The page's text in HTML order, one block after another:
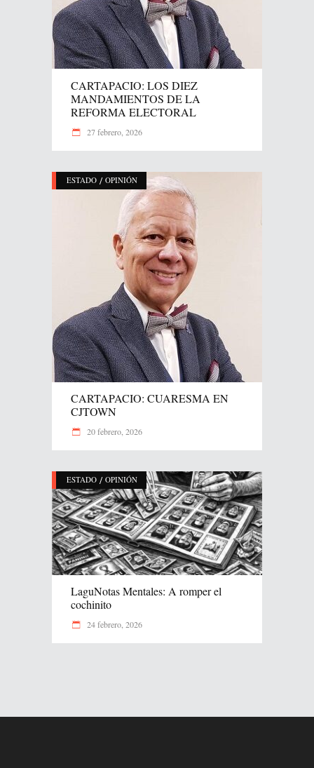
CARTAPACIO: LOS DIEZ
MANDAMIENTOS DE LA
REFORMA ELECTORAL
27 febrero, 2026
ESTADO / OPINIÓN
CARTAPACIO: CUARESMA EN
CJTOWN
20 febrero, 2026
ESTADO / OPINIÓN
LaguNotas Mentales: A romper el
cochinito
24 febrero, 2026